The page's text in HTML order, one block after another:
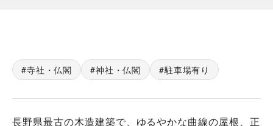
寺社・仏閣 神社・仏閣 駐車場有り
長野県最古の木造建築で、ゆるやかな曲線の屋根、正